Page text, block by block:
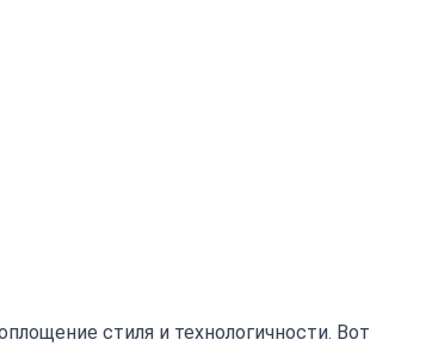
стиля и технологичности. Вот